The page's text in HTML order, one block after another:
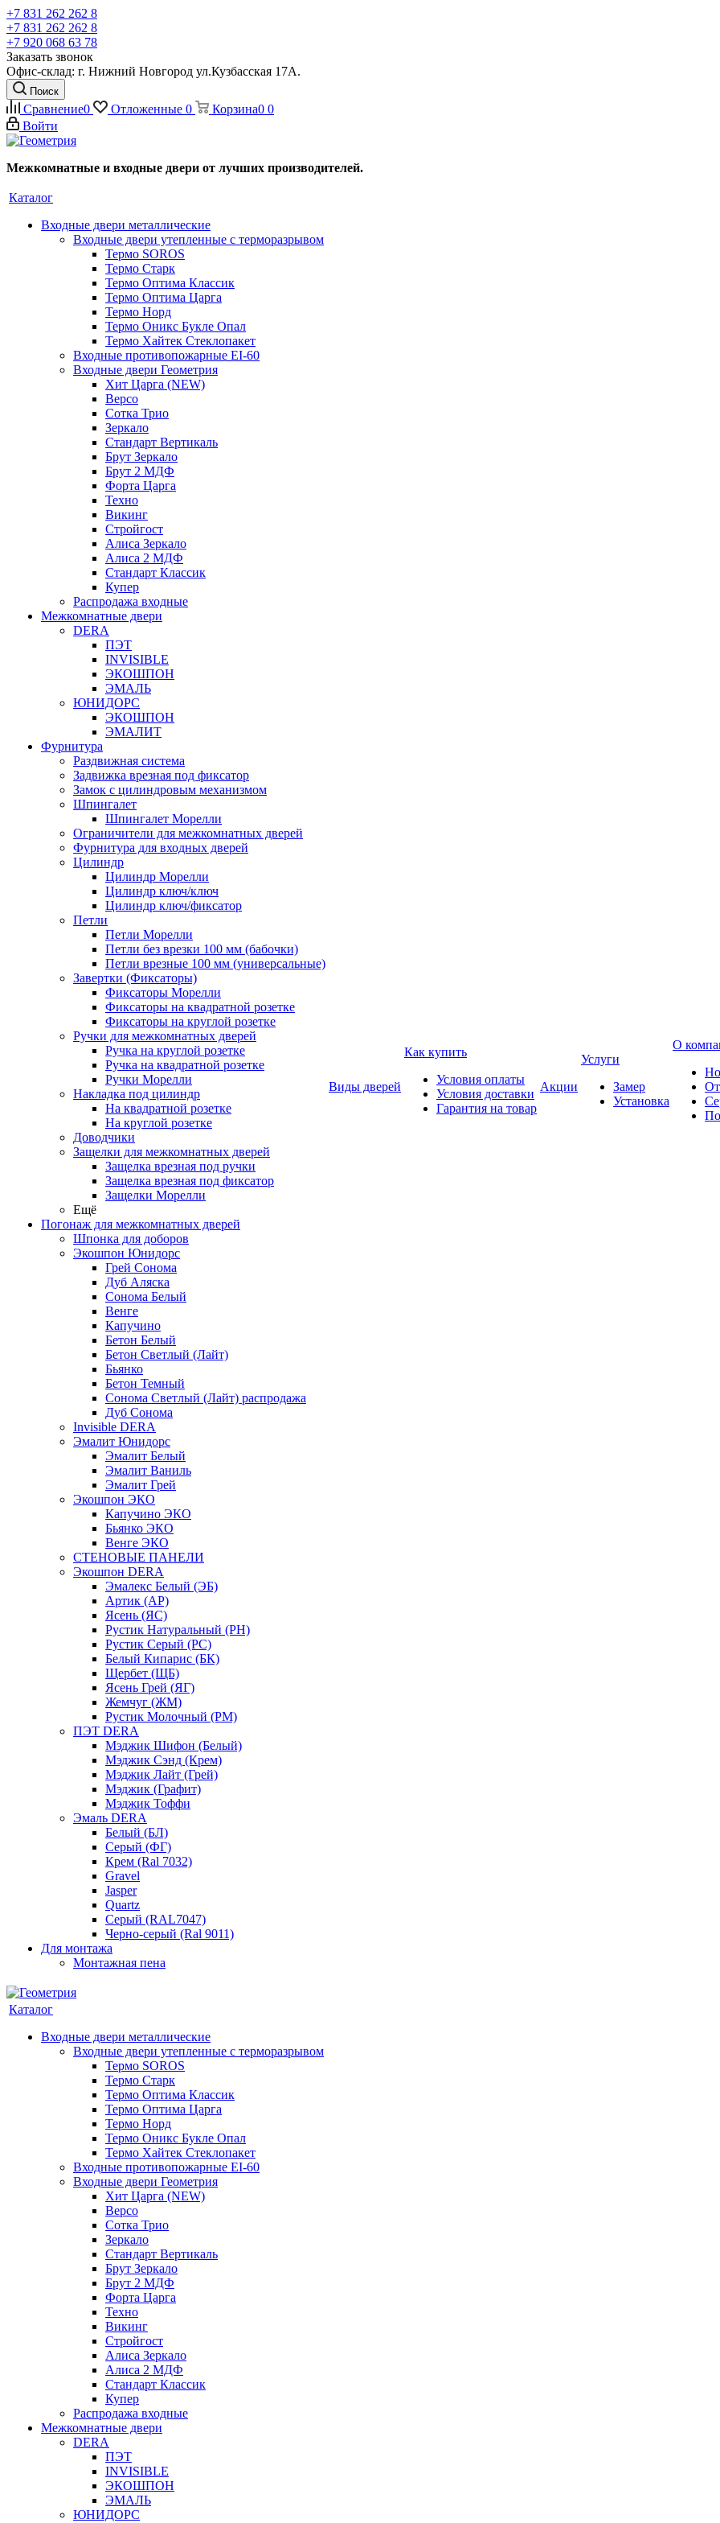
+7 831 262 262 8
+7 831 262 262 8
+7 920 068 63 78
Заказать звонок
Офис-склад: г. Нижний Новгород ул.Кузбасская 17А.
Поиск
Сравнение0 Отложенные 0 Корзина0 0
Войти
Межкомнатные и входные двери от лучших производителей.
Каталог
Входные двери металлические
Входные двери утепленные с терморазрывом
Термо SOROS
Термо Старк
Термо Оптима Классик
Термо Оптима Царга
Термо Норд
Термо Оникс Букле Опал
Термо Хайтек Стеклопакет
Входные противопожарные EI-60
Входные двери Геометрия
Хит Царга (NEW)
Версо
Сотка Трио
Зеркало
Стандарт Вертикаль
Брут Зеркало
Брут 2 МДФ
Форта Царга
Техно
Викинг
Стройгост
Алиса Зеркало
Алиса 2 МДФ
Стандарт Классик
Купер
Распродажа входные
Межкомнатные двери
DERA
ПЭТ
INVISIBLE
ЭКОШПОН
ЭМАЛЬ
ЮНИДОРС
ЭКОШПОН
ЭМАЛИТ
Фурнитура
Раздвижная система
Задвижка врезная под фиксатор
Замок с цилиндровым механизмом
Шпингалет
Шпингалет Морелли
Ограничители для межкомнатных дверей
Фурнитура для входных дверей
Цилиндр
Цилиндр Морелли
Цилиндр ключ/ключ
Цилиндр ключ/фиксатор
Петли
Петли Морелли
Петли без врезки 100 мм (бабочки)
Петли врезные 100 мм (универсальные)
Завертки (Фиксаторы)
Фиксаторы Морелли
Фиксаторы на квадратной розетке
Фиксаторы на круглой розетке
Ручки для межкомнатных дверей
Ручка на круглой розетке
Ручка на квадратной розетке
Ручки Морелли
Накладка под цилиндр
На квадратной розетке
На круглой розетке
Доводчики
Защелки для межкомнатных дверей
Защелка врезная под ручки
Защелка врезная под фиксатор
Защелки Морелли
Ещё
Погонаж для межкомнатных дверей
Шпонка для доборов
Экошпон Юнидорс
Грей Сонома
Дуб Аляска
Сонома Белый
Венге
Капучино
Бетон Белый
Бетон Светлый (Лайт)
Бьянко
Бетон Темный
Сонома Светлый (Лайт) распродажа
Дуб Сонома
Invisible DERA
Эмалит Юнидорс
Эмалит Белый
Эмалит Ваниль
Эмалит Грей
Экошпон ЭКО
Капучино ЭКО
Бьянко ЭКО
Венге ЭКО
СТЕНОВЫЕ ПАНЕЛИ
Экошпон DERA
Эмалекс Белый (ЭБ)
Артик (АР)
Ясень (ЯС)
Рустик Натуральный (РН)
Рустик Серый (РС)
Белый Кипарис (БК)
Щербет (ЩБ)
Ясень Грей (ЯГ)
Жемчуг (ЖМ)
Рустик Молочный (РМ)
ПЭТ DERA
Мэджик Шифон (Белый)
Мэджик Сэнд (Крем)
Мэджик Лайт (Грей)
Мэджик (Графит)
Мэджик Тоффи
Эмаль DERA
Белый (БЛ)
Серый (ФГ)
Крем (Ral 7032)
Gravel
Jasper
Quartz
Серый (RAL7047)
Черно-серый (Ral 9011)
Для монтажа
Монтажная пена
Виды дверей
Как купить
Условия оплаты
Условия доставки
Гарантия на товар
Акции
Услуги
Замер
Установка
О
Каталог
Входные двери металлические
Входные двери утепленные с терморазрывом
Термо SOROS
Термо Старк
Термо Оптима Классик
Термо Оптима Царга
Термо Норд
Термо Оникс Букле Опал
Термо Хайтек Стеклопакет
Входные противопожарные EI-60
Входные двери Геометрия
Хит Царга (NEW)
Версо
Сотка Трио
Зеркало
Стандарт Вертикаль
Брут Зеркало
Брут 2 МДФ
Форта Царга
Техно
Викинг
Стройгост
Алиса Зеркало
Алиса 2 МДФ
Стандарт Классик
Купер
Распродажа входные
Межкомнатные двери
DERA
ПЭТ
INVISIBLE
ЭКОШПОН
ЭМАЛЬ
ЮНИДОРС